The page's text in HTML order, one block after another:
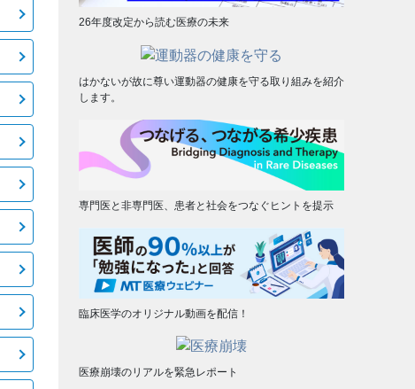
26年度改定から読む医療の未来
はかないが故に尊い運動器の健康を守る取り組みを紹介
します。
専門医と非専門医、患者と社会をつなぐヒントを提示
臨床医学のオリジナル動画を配信！
医療崩壊のリアルを緊急レポート